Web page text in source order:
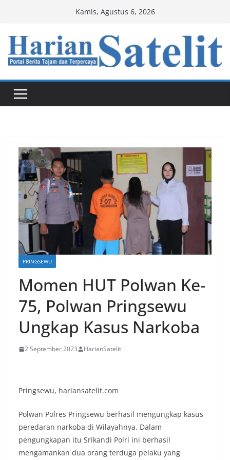
content
Kamis, Agustus 6, 2026
PRINGSEWU
Momen HUT Polwan Ke-
75, Polwan Pringsewu
Ungkap Kasus Narkoba
2 September 2023 HarianSatelit
Pringsewu, hariansatelit.com
Polwan Polres Pringsewu berhasil mengungkap kasus
peredaran narkoba di Wilayahnya. Dalam
pengungkapan itu Srikandi Polri ini berhasil
mengamankan dua orang terduga pelaku yang